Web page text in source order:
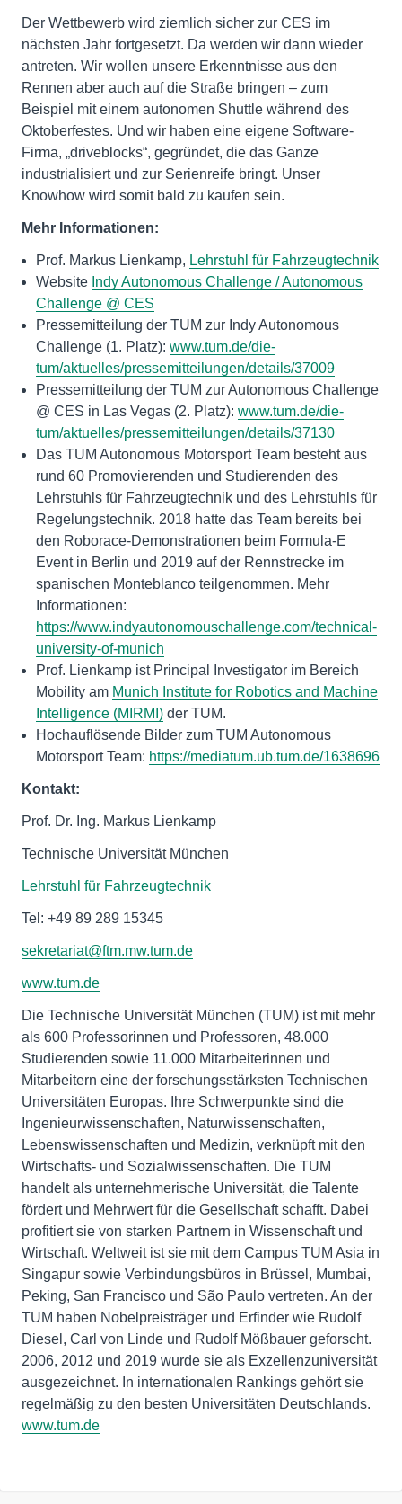
Der Wettbewerb wird ziemlich sicher zur CES im
nächsten Jahr fortgesetzt. Da werden wir dann wieder
antreten. Wir wollen unsere Erkenntnisse aus den
Rennen aber auch auf die Straße bringen – zum
Beispiel mit einem autonomen Shuttle während des
Oktoberfestes. Und wir haben eine eigene Software-
Firma, „driveblocks“, gegründet, die das Ganze
industrialisiert und zur Serienreife bringt. Unser
Knowhow wird somit bald zu kaufen sein.
Mehr Informationen:
Prof. Markus Lienkamp, Lehrstuhl für Fahrzeugtechnik
Website Indy Autonomous Challenge / Autonomous
Challenge @ CES
Pressemitteilung der TUM zur Indy Autonomous
Challenge (1. Platz): www.tum.de/die-
tum/aktuelles/pressemitteilungen/details/37009
Pressemitteilung der TUM zur Autonomous Challenge
@ CES in Las Vegas (2. Platz): www.tum.de/die-
tum/aktuelles/pressemitteilungen/details/37130
Das TUM Autonomous Motorsport Team besteht aus
rund 60 Promovierenden und Studierenden des
Lehrstuhls für Fahrzeugtechnik und des Lehrstuhls für
Regelungstechnik. 2018 hatte das Team bereits bei
den Roborace-Demonstrationen beim Formula-E
Event in Berlin und 2019 auf der Rennstrecke im
spanischen Monteblanco teilgenommen. Mehr
Informationen:
https://www.indyautonomouschallenge.com/technical-
university-of-munich
Prof. Lienkamp ist Principal Investigator im Bereich
Mobility am Munich Institute for Robotics and Machine
Intelligence (MIRMI) der TUM.
Hochauflösende Bilder zum TUM Autonomous
Motorsport Team: https://mediatum.ub.tum.de/1638696
Kontakt:
Prof. Dr. Ing. Markus Lienkamp
Technische Universität München
Lehrstuhl für Fahrzeugtechnik
Tel: +49 89 289 15345
sekretariat@ftm.mw.tum.de
www.tum.de
Die Technische Universität München (TUM) ist mit mehr
als 600 Professorinnen und Professoren, 48.000
Studierenden sowie 11.000 Mitarbeiterinnen und
Mitarbeitern eine der forschungsstärksten Technischen
Universitäten Europas. Ihre Schwerpunkte sind die
Ingenieurwissenschaften, Naturwissenschaften,
Lebenswissenschaften und Medizin, verknüpft mit den
Wirtschafts- und Sozialwissenschaften. Die TUM
handelt als unternehmerische Universität, die Talente
fördert und Mehrwert für die Gesellschaft schafft. Dabei
profitiert sie von starken Partnern in Wissenschaft und
Wirtschaft. Weltweit ist sie mit dem Campus TUM Asia in
Singapur sowie Verbindungsbüros in Brüssel, Mumbai,
Peking, San Francisco und São Paulo vertreten. An der
TUM haben Nobelpreisträger und Erfinder wie Rudolf
Diesel, Carl von Linde und Rudolf Mößbauer geforscht.
2006, 2012 und 2019 wurde sie als Exzellenzuniversität
ausgezeichnet. In internationalen Rankings gehört sie
regelmäßig zu den besten Universitäten Deutschlands.
www.tum.de